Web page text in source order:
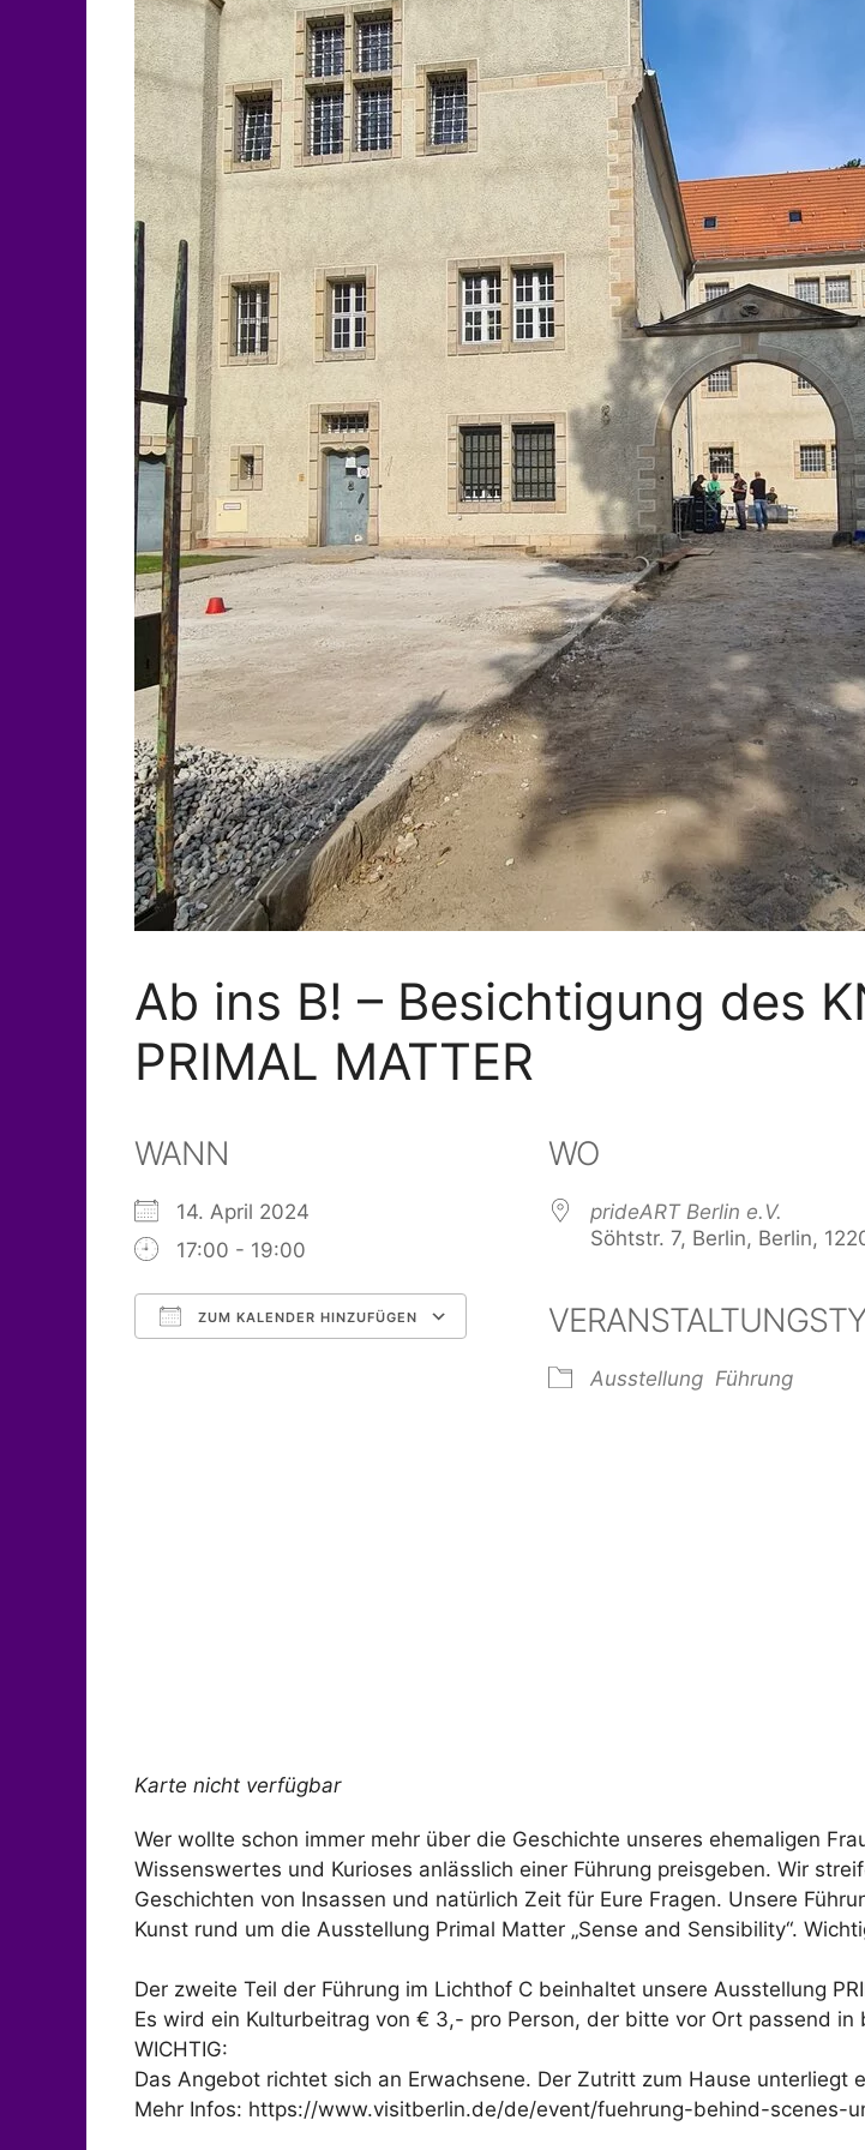
Ab ins B! – Besichtigung des
PRIMAL MATTER
WANN
14. April 2024
17:00 - 19:00
ZUM KALENDER HINZUFÜGEN
Google Kalender
WO
prideART Berlin e.V.
Söhtstr. 7, Berlin, Berlin,
Ausstellung Führung
Karte nicht verfügbar
Wer wollte schon immer mehr über die Geschichte unseres ehemaligen
Wissenswertes und Kurioses anlässlich einer Führung preisgeben. Wir
Geschichten von Insassen und natürlich Zeit für Eure Fragen. Unsere
Kunst rund um die Ausstellung Primal Matter „Sense and Sensibility“.
Der zweite Teil der Führung im Lichthof C beinhaltet unsere Ausstellung
Es wird ein Kulturbeitrag von € 3,- pro Person, der bitte vor Ort passend in
WICHTIG:
Das Angebot richtet sich an Erwachsene. Der Zutritt zum Hause
Mehr Infos: https://www.visitberlin.de/de/event/fuehrung-behind-scenes-